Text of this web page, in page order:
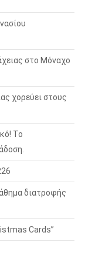
στο Μόναχο
χορεύει στους
Το
διατροφής
Cards”